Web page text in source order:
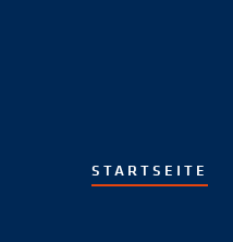
STARTSEITE